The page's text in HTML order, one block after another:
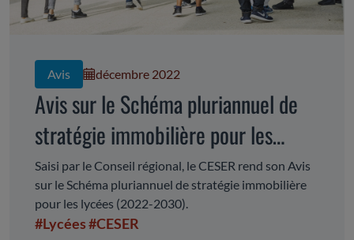
Avis décembre 2022
Avis sur le Schéma pluriannuel de
stratégie immobilière pour les
lycées (2022-2030)
Saisi par le Conseil régional, le CESER rend son Avis
sur le Schéma pluriannuel de stratégie immobilière
pour les lycées (2022-2030).
#Lycées#CESER